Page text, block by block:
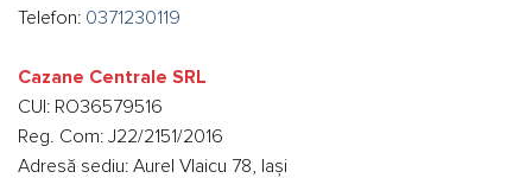
Telefon: 0371230119
Cazane Centrale SRL
CUI: RO36579516
Reg. Com: J22/2151/2016
Adresă sediu: Aurel Vlaicu 78, Iași